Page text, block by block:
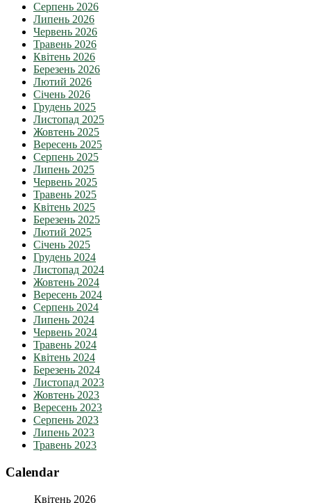
Серпень 2026
Липень 2026
Червень 2026
Травень 2026
Квітень 2026
Березень 2026
Лютий 2026
Січень 2026
Грудень 2025
Листопад 2025
Жовтень 2025
Вересень 2025
Серпень 2025
Липень 2025
Червень 2025
Травень 2025
Квітень 2025
Березень 2025
Лютий 2025
Січень 2025
Грудень 2024
Листопад 2024
Жовтень 2024
Вересень 2024
Серпень 2024
Липень 2024
Червень 2024
Травень 2024
Квітень 2024
Березень 2024
Листопад 2023
Жовтень 2023
Вересень 2023
Серпень 2023
Липень 2023
Травень 2023
Calendar
Квітень 2026